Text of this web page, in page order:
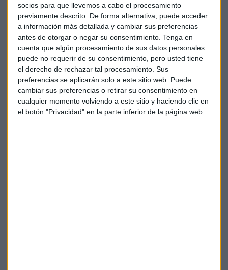
socios para que llevemos a cabo el procesamiento
previamente descrito. De forma alternativa, puede acceder
a información más detallada y cambiar sus preferencias
antes de otorgar o negar su consentimiento. Tenga en
cuenta que algún procesamiento de sus datos personales
puede no requerir de su consentimiento, pero usted tiene
el derecho de rechazar tal procesamiento. Sus
preferencias se aplicarán solo a este sitio web. Puede
cambiar sus preferencias o retirar su consentimiento en
cualquier momento volviendo a este sitio y haciendo clic en
el botón "Privacidad" en la parte inferior de la página web.
Tras conocer la decisión del Banco de Inglaterra la libra
esterlina marca niveles máximos de las últimas dos
semanas frente al euro y al dólar. Una reacción lógica para
Javier Casal, de Ahorro Corporación:
El BoE ha decidido mantener su plan de compra de activos.